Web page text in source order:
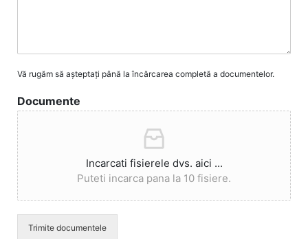
Vă rugăm să așteptați până la încărcarea completă a documentelor.
Documente
Incarcati fisierele dvs. aici ...
Puteti incarca pana la 10 fisiere.
Trimite documentele